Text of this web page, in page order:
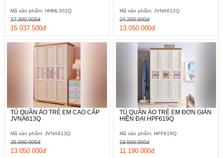
Mã sản phẩm: HHML302Q
15.037.500đ
27.300.000đ
Mã sản phẩm: JVNA612Q
13.050.000đ
24.200.000đ
TỦ QUẦN ÁO TRẺ EM CAO CẤP
JVNA613Q
Mã sản phẩm: JVNA613Q
13.050.000đ
26.000.000đ
TỦ QUẦN ÁO TRẺ EM ĐƠN GIẢN
HIỆN ĐẠI HPF619Q
Mã sản phẩm: HPF619Q
11.190.000đ
19.500.000đ